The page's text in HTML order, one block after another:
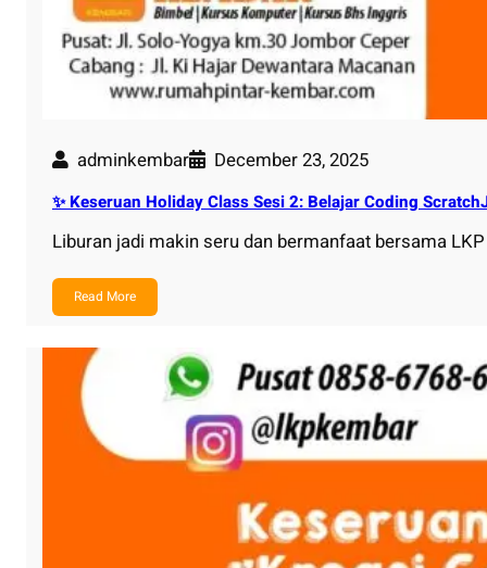
adminkembar December 23, 2025
✨ Keseruan Holiday Class Sesi 2: Belajar Coding
Liburan jadi makin seru dan bermanfaat bersama
Read More